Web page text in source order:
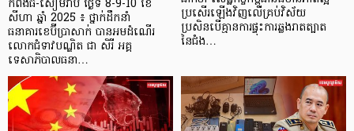
កំពង់ធំ-សៀមរាប ថ្ងៃទី 8-9-10 ខែ
សីហា ឆ្នាំ 2025 ៖ ថ្នាក់ដឹកនាំ
ធនាគារខេប៊ីប្រាសាក់ បានអមដំណើរ
លោកជំទាវបណ្ឌិត ជា សិរី អគ្គ
ទេសាភិបាលធនា…
ប្រសើរឡើងវិញលើគ្រប់វិស័យ
ប្រសិនបើគ្មានការផ្ទុះការឆ្លងរាតត្បាត
នៃជំង…